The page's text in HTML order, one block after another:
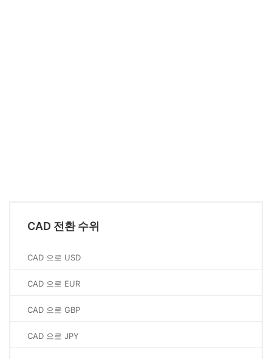
CAD 전환 수위
CAD 으로 USD
CAD 으로 EUR
CAD 으로 GBP
CAD 으로 JPY